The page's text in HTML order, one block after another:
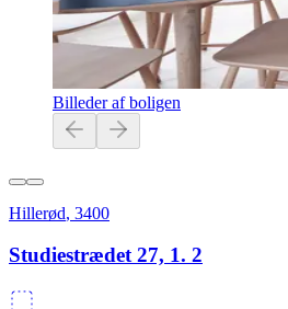
Billeder af boligen
Hillerød, 3400
Studiestrædet 27, 1. 2